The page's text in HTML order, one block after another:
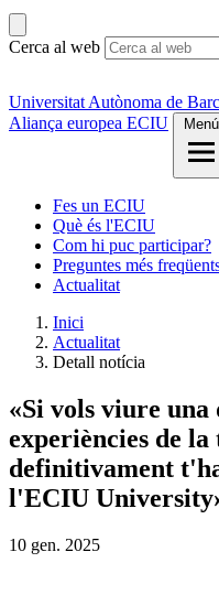
Cerca al web
Universitat Autònoma de
Aliança europea ECIU
Menú
Fes un ECIU
Què és l'ECIU
Com hi puc participar?
Preguntes més
Actualitat
Inici
Actualitat
Detall notícia
«Si vols viure una
experiències de la
definitivament
l'ECIU
10 gen. 2025